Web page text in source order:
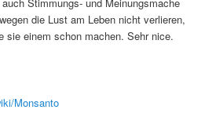
Stimmungs- und Meinungsmache
die Lust am Leben nicht verlieren,
sie einem schon machen. Sehr nice.
Monsanto